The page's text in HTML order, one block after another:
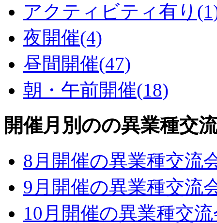
アクティビティ有り
夜開催(4)
昼間開催(47)
朝・午前開催(18)
開催月別のの異業種交
8月開催の異業種交流
9月開催の異業種交流
10月開催の異業種交